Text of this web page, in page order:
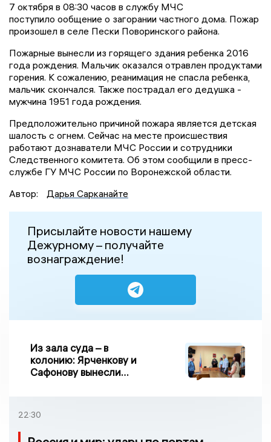
7 октября в 08:30 часов в службу МЧС
поступило ообщение о загорании частного дома. Пожар
произошел в селе Пески Поворинского района.
Пожарные вынесли из горящего здания ребенка 2016
года рождения. Мальчик оказался отравлен продуктами
горения. К сожалению, реанимация не спасла ребенка,
мальчик скончался. Также пострадал его дедушка -
мужчина 1951 года рождения.
Предположительно причиной пожара является детская
шалость с огнем. Сейчас на месте происшествия
работают дознаватели МЧС России и сотрудники
Следственного комитета. Об этом сообщили в пресс-
службе ГУ МЧС России по Воронежской области.
Автор:
Дарья Сарканайте
Присылайте новости нашему
Дежурному – получайте
вознаграждение!
Из зала суда – в
колонию: Ярченкову и
Сафонову вынесли
22:30